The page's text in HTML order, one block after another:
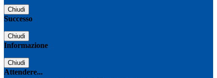
Chiudi
Successo
Chiudi
Informazione
Chiudi
Attendere...